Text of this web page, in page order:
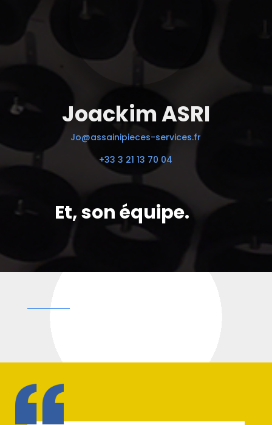
Joackim ASRI
Jo@assainipieces-services.fr
+33 3 21 13 70 04
Et, son équipe.